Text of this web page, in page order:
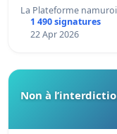
La Plateforme
1 490 signatures
22 Apr 2026
Non à